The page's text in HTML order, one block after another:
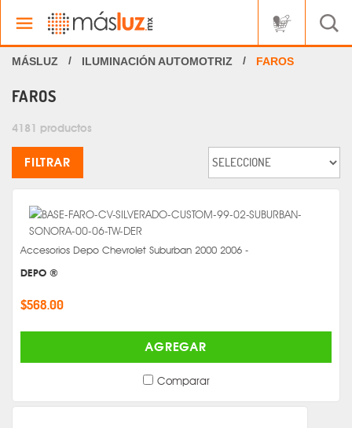
ILUMINACIÓN AUTOMOTRIZ FAROS
FAROS
4181 productos
FILTRAR
Accesorios Depo Chevrolet Suburban 2000 2006 -
DEPO ®
$568.00
AGREGAR
Comparar